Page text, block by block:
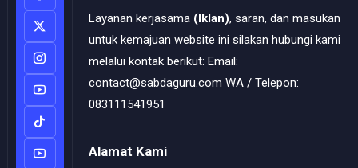
Layanan kerjasama (Iklan), saran, dan masukan
untuk kemajuan website ini silakan hubungi kami
melalui kontak berikut: Email:
contact@sabdaguru.com WA / Telepon:
083111541951
Alamat Kami